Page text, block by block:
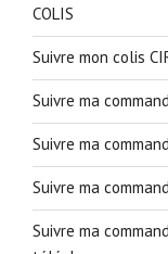
COLIS
Suivre mon colis
Suivre ma
Suivre ma
Suivre ma
Suivre ma